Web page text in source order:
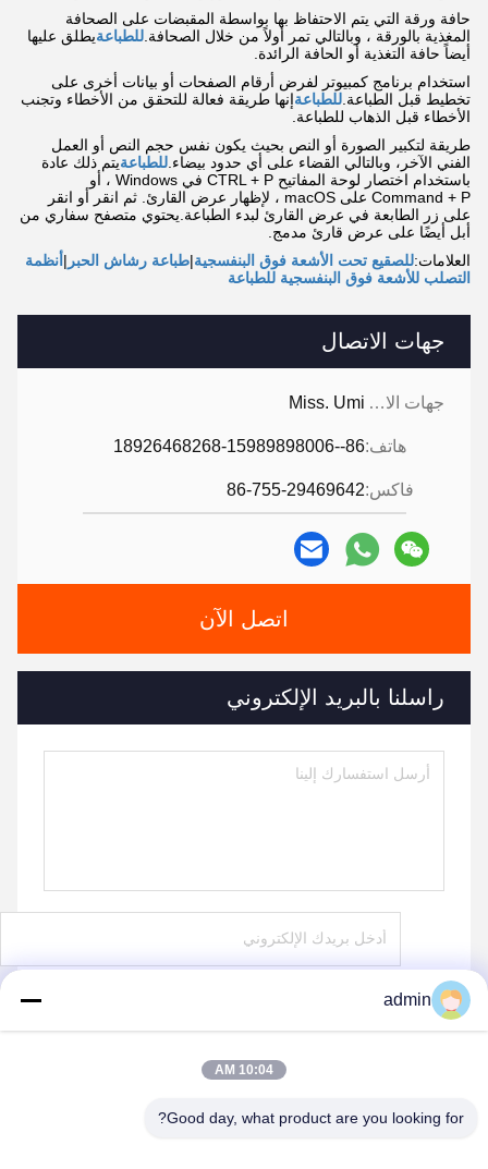
جهات الاتصال
جهات الاتصال: Miss. Umi
هاتف:86--18926468268-15989898006
فاكس:86-755-29469642
اتصل الآن
راسلنا بالبريد الإلكتروني
يرسل
حافة ورقة التي يتم الاحتفاظ بها بواسطة المقبضات على الصحافة
المغذية بالورقة ، وبالتالي تمر أولاً من خلال الصحافة. للطباعةيطلق عليها
أيضاً حافة التغذية أو الحافة الرائدة.
استخدام برنامج كمبيوتر لفرض أرقام الصفحات أو بيانات أخرى على
تخطيط قبل الطباعة. للطباعةإنها طريقة فعالة للتحقق من الأخطاء وتجنب
الأخطاء قبل الذهاب للطباعة.
طريقة لتكبير الصورة أو النص بحيث يكون نفس حجم النص أو العمل
الفني الآخر، وبالتالي القضاء على أي حدود بيضاء. للطباعةيتم ذلك عادة
باستخدام اختصار لوحة المفاتيح CTRL + P في Windows ، أو
Command + P على macOS ، لإظهار عرض القارئ. ثم انقر أو انقر
على زر الطابعة في عرض القارئ لبدء الطباعة.يحتوي متصفح سفاري من
أبل أيضًا على عرض قارئ مدمج.
العلامات:للصقيع تحت الأشعة فوق البنفسجية|طباعة رشاش الحبر | أنظمة
التصلب للأشعة فوق البنفسجية للطباعة
admin
10:04 AM
Good day, what product are you looking for?